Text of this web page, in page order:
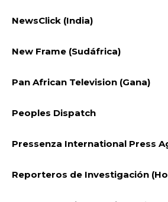
NewsClick (India)
New Frame (Sudáfrica)
Pan African Television (Gana)
Peoples Dispatch
Pressenza International Press
Reporteros de Investigación